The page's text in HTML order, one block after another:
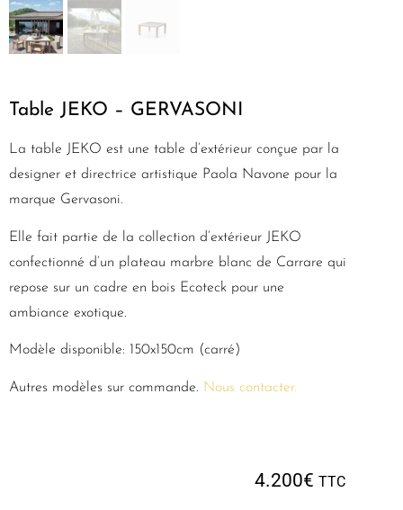
Table JEKO – GERVASONI
La table JEKO est une table d’extérieur conçue par la
designer et directrice artistique Paola Navone pour la
marque Gervasoni.
Elle fait partie de la collection d’extérieur JEKO
confectionné d’un plateau marbre blanc de Carrare qui
repose sur un cadre en bois Ecoteck pour une
ambiance exotique.
Modèle disponible: 150x150cm (carré)
Autres modèles sur commande. Nous contacter.
4.200€ TTC